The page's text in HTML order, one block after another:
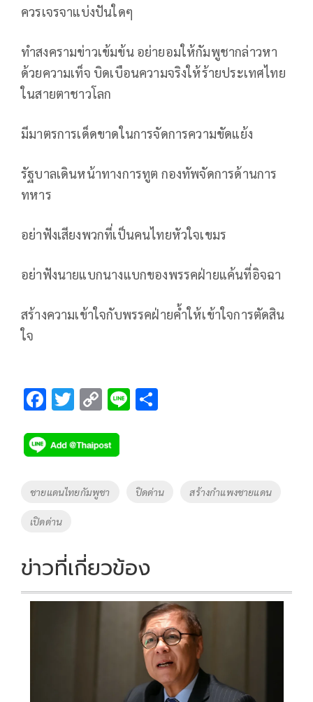
ควรเจรจาแบ่งปันใดๆ
ทำสงครามข่าวเข้มข้น อย่ายอมให้กัมพูชากล่าวหา
ด้วยความเท็จ บิดเบือนความจริงให้ร้ายประเทศไทย
ในสายตาชาวโลก
มีมาตรการเด็ดขาดในการจัดการความขัดแย้ง
รัฐบาลเดินหน้าทางการทูต กองทัพจัดการด้านการ
ทหาร
อย่าฟังเสียงพวกที่เป็นคนไทยหัวใจเขมร
อย่าฟังนายแบกนางแบกของพรรคฝ่ายแค้นที่อิจฉา
สร้างความเข้าใจกับพรรคฝ่ายค้ำให้เข้าใจการตัดสิน
ใจ
F
e
b
o
o
k
T
tt
er
C
p
y
Li
Li
Tags
ชายแดนไทยกัมพูชา ปิดด่าน สร้างกำแพงชายแดน
เปิดด่าน
ข่าวที่เกี่ยวข้อง